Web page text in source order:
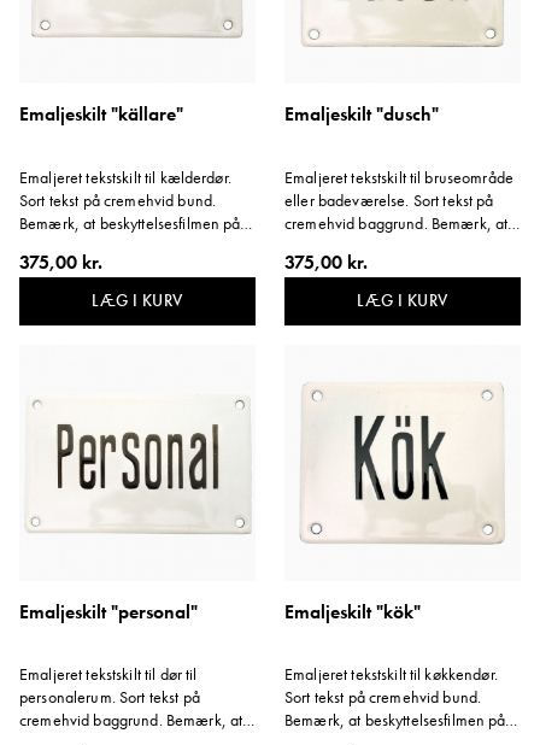
Emaljeskilt "källare"
Emaljeret tekstskilt til kælderdør.
Sort tekst på cremehvid bund.
Bemærk, at beskyttelsesfilmen på
Variant: Kælder.
375,00 kr.
LÆG I KURV
Emaljeskilt "dusch"
Emaljeret tekstskilt til bruseområde
eller badeværelse. Sort tekst på
cremehvid baggrund. Bemærk, at
skal blive siddende. Variant: Bruser.
375,00 kr.
LÆG I KURV
Emaljeskilt "personal"
Emaljeret tekstskilt til dør til
personalerum. Sort tekst på
cremehvid baggrund. Bemærk, at
Emaljeskilt "kök"
Emaljeret tekstskilt til køkkendør.
Sort tekst på cremehvid bund.
Bemærk, at beskyttelsesfilmen på